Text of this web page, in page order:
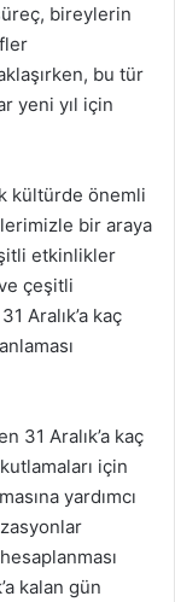
bireylerin
bu tür
yeni yıl için
kültürde önemli
bir araya
etkinlikler
çeşitli
Aralık’a kaç
31 Aralık’a kaç
için
yardımcı
kalan gün